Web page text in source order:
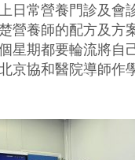
日常營養門診及會
營養師的配方及方
星期都要輪流將自
京協和醫院導師作